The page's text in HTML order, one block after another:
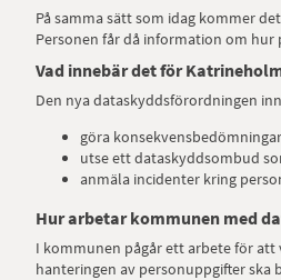
På samma sätt som idag kommer
Personen får då information om
Vad innebär det för
Den nya dataskyddsförordningen
göra
utse ett dataskyddsombud
anmäla incidenter kring
Hur arbetar kommunen med
I kommunen pågår ett arbete för
hanteringen av personuppgifter